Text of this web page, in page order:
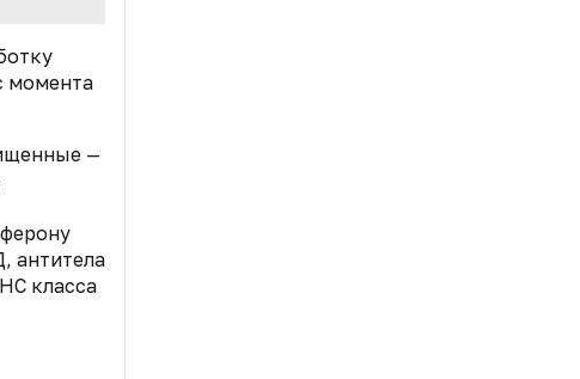
момента
—
антитела
класса